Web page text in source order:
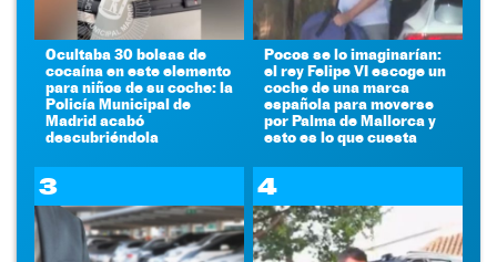
Ocultaba 30 bolsas de
cocaína en este elemento
para niños de su coche: la
Policía Municipal de
Madrid acabó
descubriéndola
Pocos se lo imaginarían:
el rey Felipe VI escoge un
coche de una marca
española para moverse
por Palma de Mallorca y
esto es lo que cuesta
3 4